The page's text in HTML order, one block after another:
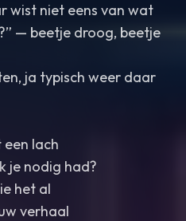
wist niet eens van wat
— beetje droog, beetje
ja typisch weer daar
een lach
je nodig had?
het al
verhaal